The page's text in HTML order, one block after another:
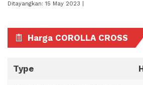
Ditayangkan: 15 May 2023 |
Harga COROLLA CROSS
Type